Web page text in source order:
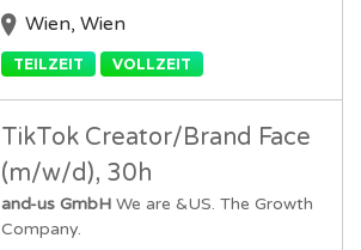
Wien, Wien
TEILZEIT VOLLZEIT
TikTok Creator/Brand Face
(m/w/d), 30h
and-us GmbH We are &US. The Growth
Company.